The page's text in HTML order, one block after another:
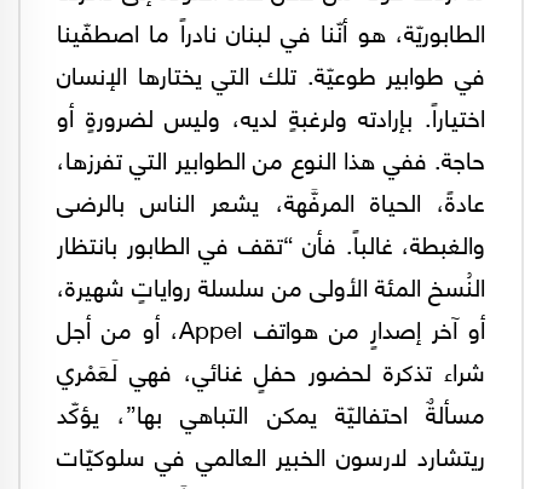
الطابوريّة، هو أنّنا في لبنان نادراً ما اصطفّينا
في طوابير طوعيّة. تلك التي يختارها الإنسان
اختياراً. بإرادته ولرغبةٍ لديه، وليس لضرورةٍ أو
حاجة. ففي هذا النوع من الطوابير التي تفرزها،
عادةً، الحياة المرفَّهة، يشعر الناس بالرضى
والغبطة، غالباً. فأن “تقف في الطابور بانتظار
النُسخ المئة الأولى من سلسلة رواياتٍ شهيرة،
أو آخر إصدارٍ من هواتف Appel، أو من أجل
شراء تذكرة لحضور حفلٍ غنائي، فهي لَعَمْري
مسألةٌ احتفاليّة يمكن التباهي بها”، يؤكّد
ريتشارد لارسون الخبير العالمي في سلوكيّات